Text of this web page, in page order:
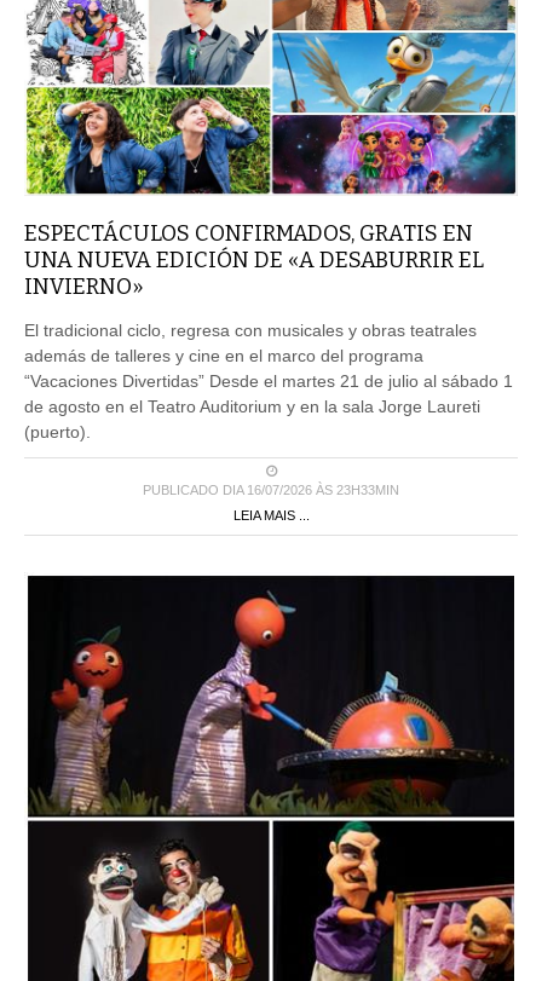
ESPECTÁCULOS CONFIRMADOS, GRATIS EN
UNA NUEVA EDICIÓN DE «A DESABURRIR EL
INVIERNO»
El tradicional ciclo, regresa con musicales y obras teatrales
además de talleres y cine en el marco del programa
“Vacaciones Divertidas” Desde el martes 21 de julio al sábado 1
de agosto en el Teatro Auditorium y en la sala Jorge Laureti
(puerto).
PUBLICADO DIA 16/07/2026 ÀS 23H33MIN
LEIA MAIS ...